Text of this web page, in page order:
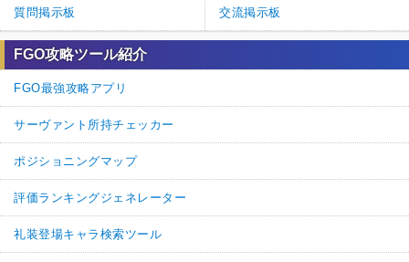
質問掲示板 交流掲示板
FGO攻略ツール紹介
FGO最強攻略アプリ
サーヴァント所持チェッカー
ポジショニングマップ
評価ランキングジェネレーター
礼装登場キャラ検索ツール